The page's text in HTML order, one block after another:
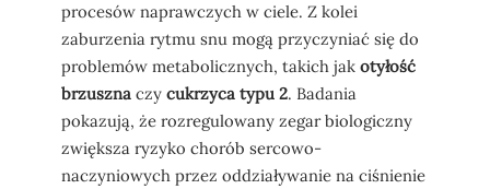
procesów naprawczych w ciele. Z kolei
zaburzenia rytmu snu mogą przyczyniać się do
problemów metabolicznych, takich jak otyłość
brzuszna czy cukrzyca typu 2. Badania
pokazują, że rozregulowany zegar biologiczny
zwiększa ryzyko chorób sercowo-
naczyniowych przez oddziaływanie na ciśnienie